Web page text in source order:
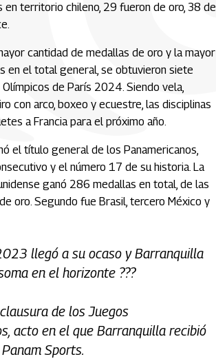
en territorio chileno, 29 fueron de oro, 38 de
cantidad de medallas de oro y la mayor
en el total general, se obtuvieron siete
de París 2024. Siendo vela,
con arco, boxeo y ecuestre, las disciplinas
a Francia para el próximo año.
el título general de los Panamericanos,
y el número 17 de su historia. La
ganó 286 medallas en total, de las
oro. Segundo fue Brasil, tercero México y
llegó a su ocaso y Barranquilla
en el horizonte ???
de los Juegos
acto en el que Barranquilla recibió
Sports.